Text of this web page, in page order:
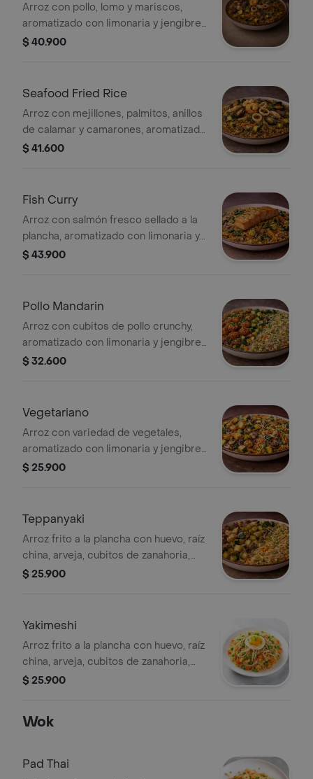
Arroz con pollo, lomo y mariscos,
aromatizado con limonaria y jengibre,
cebolla roja y blanca, zanahoria en
soya, albahaca, leche de coco, aceite
$ 40.900
Seafood Fried Rice
Arroz con mejillones, palmitos, anillos
de calamar y camarones, aromatizado
con limonaria y jengibre, cebolla roja
acelga, salsa de ostras, albahaca,
aceite de ajonjolí, soya y curry
pimienta.
$ 41.600
Fish Curry
Arroz con salmón fresco sellado a la
plancha, aromatizado con limonaria y
jengibre, cebolla roja y blanca,
hoisin, nampla, aceite de ajonjolí, soya,
$ 43.900
Pollo Mandarin
Arroz con cubitos de pollo crunchy,
aromatizado con limonaria y jengibre,
cebolla roja y blanca, zanahoria en
repollo, topping de cebollín y salsa
agridulce.
$ 32.600
Vegetariano
Arroz con variedad de vegetales,
aromatizado con limonaria y jengibre,
cebolla roja y blanca, zanahoria en
de ajonjolí, soya, leche de coco, salsa
hoisin, curry amarillo y tofu.
$ 25.900
Teppanyaki
Arroz frito a la plancha con huevo, raíz
china, arveja, cubitos de zanahoria,
soya y aceite de ajonjolí, acompañado
champiñón en salsa teriyaki.
$ 25.900
Yakimeshi
Arroz frito a la plancha con huevo, raíz
china, arveja, cubitos de zanahoria,
soya y aceite de ajonjolí.
$ 25.900
Wok
Pad Thai